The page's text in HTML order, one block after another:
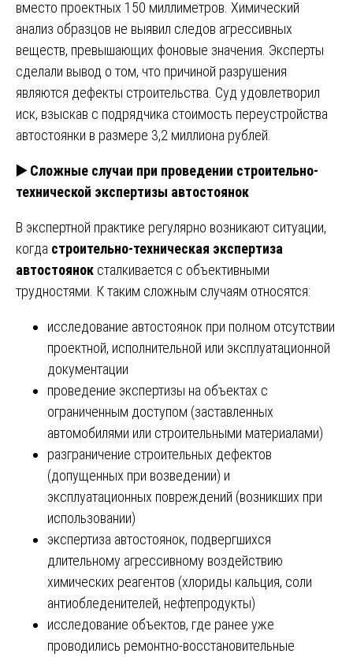
вместо проектных 150 миллиметров. Химический
анализ образцов не выявил следов агрессивных
веществ, превышающих фоновые значения. Эксперты
сделали вывод о том, что причиной разрушения
являются дефекты строительства. Суд удовлетворил
иск, взыскав с подрядчика стоимость переустройства
автостоянки в размере 3,2 миллиона рублей.
▶️Сложные случаи при проведении строительно-
технической экспертизы автостоянок
В экспертной практике регулярно возникают ситуации,
когда строительно-техническая экспертиза
автостоянок сталкивается с объективными
трудностями. К таким сложным случаям относятся:
исследование автостоянок при полном отсутствии
проектной, исполнительной или эксплуатационной
документации
проведение экспертизы на объектах с
ограниченным доступом (заставленных
автомобилями или строительными материалами)
разграничение строительных дефектов
(допущенных при возведении) и
эксплуатационных повреждений (возникших при
использовании)
экспертиза автостоянок, подвергшихся
длительному агрессивному воздействию
химических реагентов (хлориды кальция, соли
антиобледенителей, нефтепродукты)
исследование объектов, где ранее уже
проводились ремонтно-восстановительные